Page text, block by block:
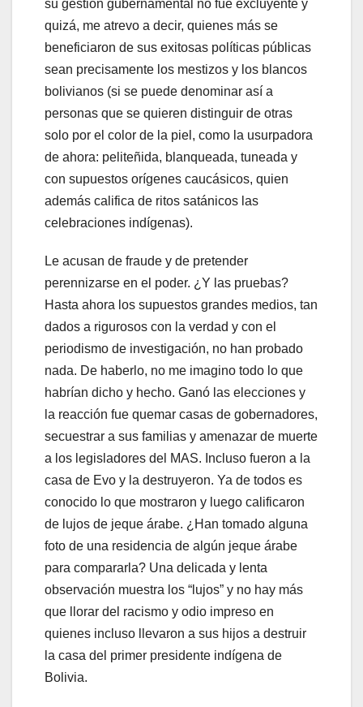
su gestión gubernamental no fue excluyente y
quizá, me atrevo a decir, quienes más se
beneficiaron de sus exitosas políticas públicas
sean precisamente los mestizos y los blancos
bolivianos (si se puede denominar así a
personas que se quieren distinguir de otras
solo por el color de la piel, como la usurpadora
de ahora: peliteñida, blanqueada, tuneada y
con supuestos orígenes caucásicos, quien
además califica de ritos satánicos las
celebraciones indígenas).
Le acusan de fraude y de pretender
perennizarse en el poder. ¿Y las pruebas?
Hasta ahora los supuestos grandes medios, tan
dados a rigurosos con la verdad y con el
periodismo de investigación, no han probado
nada. De haberlo, no me imagino todo lo que
habrían dicho y hecho. Ganó las elecciones y
la reacción fue quemar casas de gobernadores,
secuestrar a sus familias y amenazar de muerte
a los legisladores del MAS. Incluso fueron a la
casa de Evo y la destruyeron. Ya de todos es
conocido lo que mostraron y luego calificaron
de lujos de jeque árabe. ¿Han tomado alguna
foto de una residencia de algún jeque árabe
para compararla? Una delicada y lenta
observación muestra los “lujos” y no hay más
que llorar del racismo y odio impreso en
quienes incluso llevaron a sus hijos a destruir
la casa del primer presidente indígena de
Bolivia.